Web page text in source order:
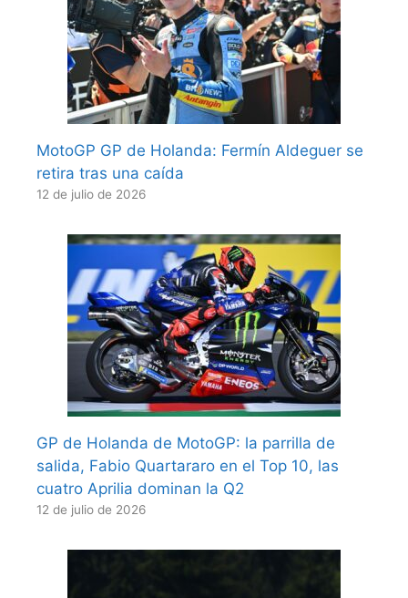
MotoGP GP de Holanda: Fermín Aldeguer se
retira tras una caída
12 de julio de 2026
GP de Holanda de MotoGP: la parrilla de
salida, Fabio Quartararo en el Top 10, las
cuatro Aprilia dominan la Q2
12 de julio de 2026